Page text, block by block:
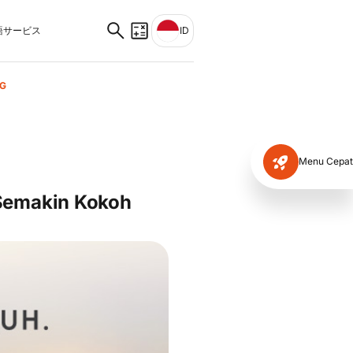
サービス ID
Menu Cepat
Kokoh